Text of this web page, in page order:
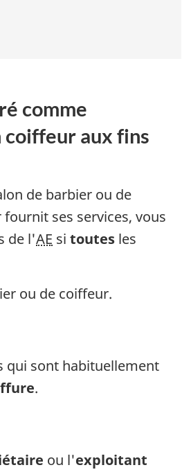
comme
aux fins
de barbier ou de
ses services, vous
de l'AE si toutes les
ou de coiffeur.
qui sont habituellement
.
ou l'exploitant